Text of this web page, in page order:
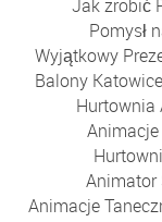
Jak zrobić
Pomysł
Wyjątkowy
Balony Katowice
Hurtownia
Animator
Animacje